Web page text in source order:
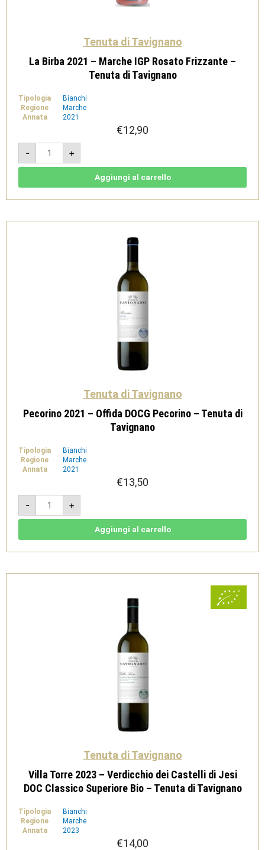
Tenuta di Tavignano
La Birba 2021 – Marche IGP Rosato Frizzante –
Tenuta di Tavignano
Tipologia
Bianchi
Regione
Marche
Annata
2021
€12,90
-
La
Birba
2021
-
Frizzante
di
+
Aggiungi al carrello
Tenuta di Tavignano
Pecorino 2021 – Offida DOCG Pecorino – Tenuta di
Tavignano
Tipologia
Bianchi
Regione
Marche
Annata
2021
€13,50
-
Pecorino
2021
-
Offida
Tenuta
quantità
+
Aggiungi al carrello
Tenuta di Tavignano
Villa Torre 2023 – Verdicchio dei Castelli di Jesi
DOC Classico Superiore Bio – Tenuta di Tavignano
Tipologia
Bianchi
Regione
Marche
Annata
2023
€14,00